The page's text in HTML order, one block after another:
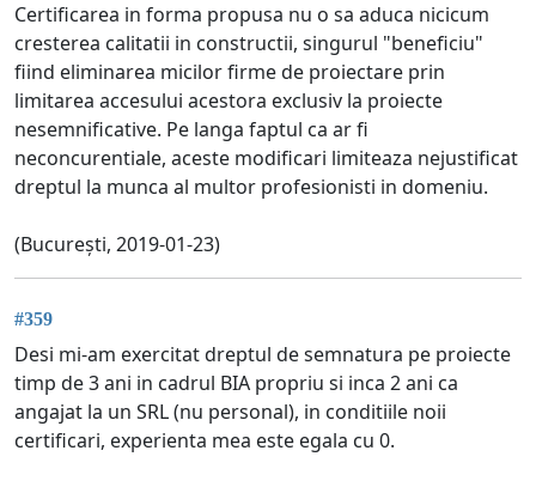
Certificarea in forma propusa nu o sa aduca nicicum
cresterea calitatii in constructii, singurul "beneficiu"
fiind eliminarea micilor firme de proiectare prin
limitarea accesului acestora exclusiv la proiecte
nesemnificative. Pe langa faptul ca ar fi
neconcurentiale, aceste modificari limiteaza nejustificat
dreptul la munca al multor profesionisti in domeniu.
(București, 2019-01-23)
#359
Desi mi-am exercitat dreptul de semnatura pe proiecte
timp de 3 ani in cadrul BIA propriu si inca 2 ani ca
angajat la un SRL (nu personal), in conditiile noii
certificari, experienta mea este egala cu 0.